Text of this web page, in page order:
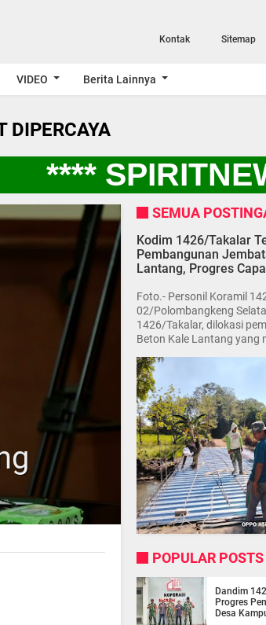
Kontak Sitemap
VIDEO Berita Lainnya
DIPERCAYA
****
SEMUA
Kodim 1426/Takalar
Pembangunan
Lantang, Progres
Foto.- Personil Koramil
02/Polombangkeng
1426/Takalar, dilokasi
Beton Kale Lantang yang
POPULAR POSTS
Dandim
Progres
Desa